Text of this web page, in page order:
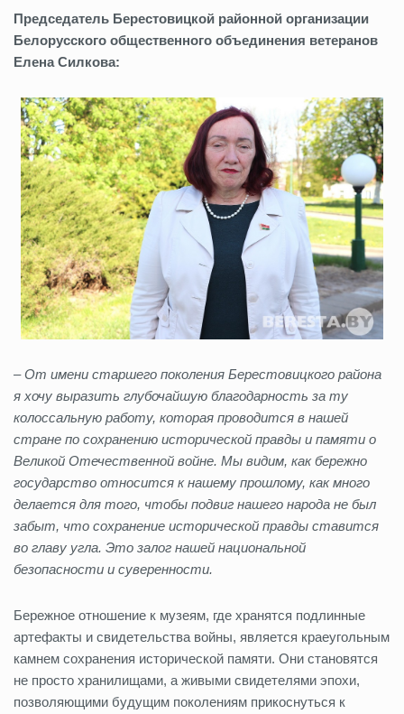
Председатель Берестовицкой районной организации
Белорусского общественного объединения ветеранов
Елена Силкова:
–От имени старшего поколения Берестовицкого района
я хочу выразить глубочайшую благодарность за ту
колоссальную работу, которая проводится в нашей
стране по сохранению исторической правды и памяти о
Великой Отечественной войне. Мы видим, как бережно
государство относится к нашему прошлому, как много
делается для того, чтобы подвиг нашего народа не был
забыт, что сохранение исторической правды ставится
во главу угла. Это залог нашей национальной
безопасности и суверенности.
Бережное отношение к музеям, где хранятся подлинные
артефакты и свидетельства войны, является краеугольным
камнем сохранения исторической памяти. Они становятся
не просто хранилищами, а живыми свидетелями эпохи,
позволяющими будущим поколениям прикоснуться к